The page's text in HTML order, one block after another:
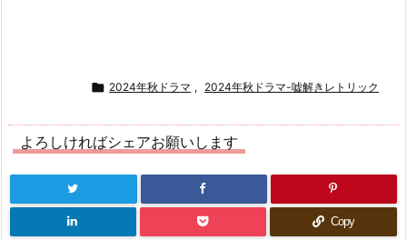
 2024年秋ドラマ , 2024年秋ドラマ-嘘解きレトリック
よろしければシェアお願いします
Copy